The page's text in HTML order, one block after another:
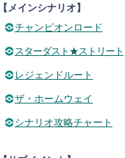
メインシナリオ】
チャンピオンロード
スターダスト★ストリート
レジェンドルート
ザ・ホームウェイ
シナリオ攻略チャート